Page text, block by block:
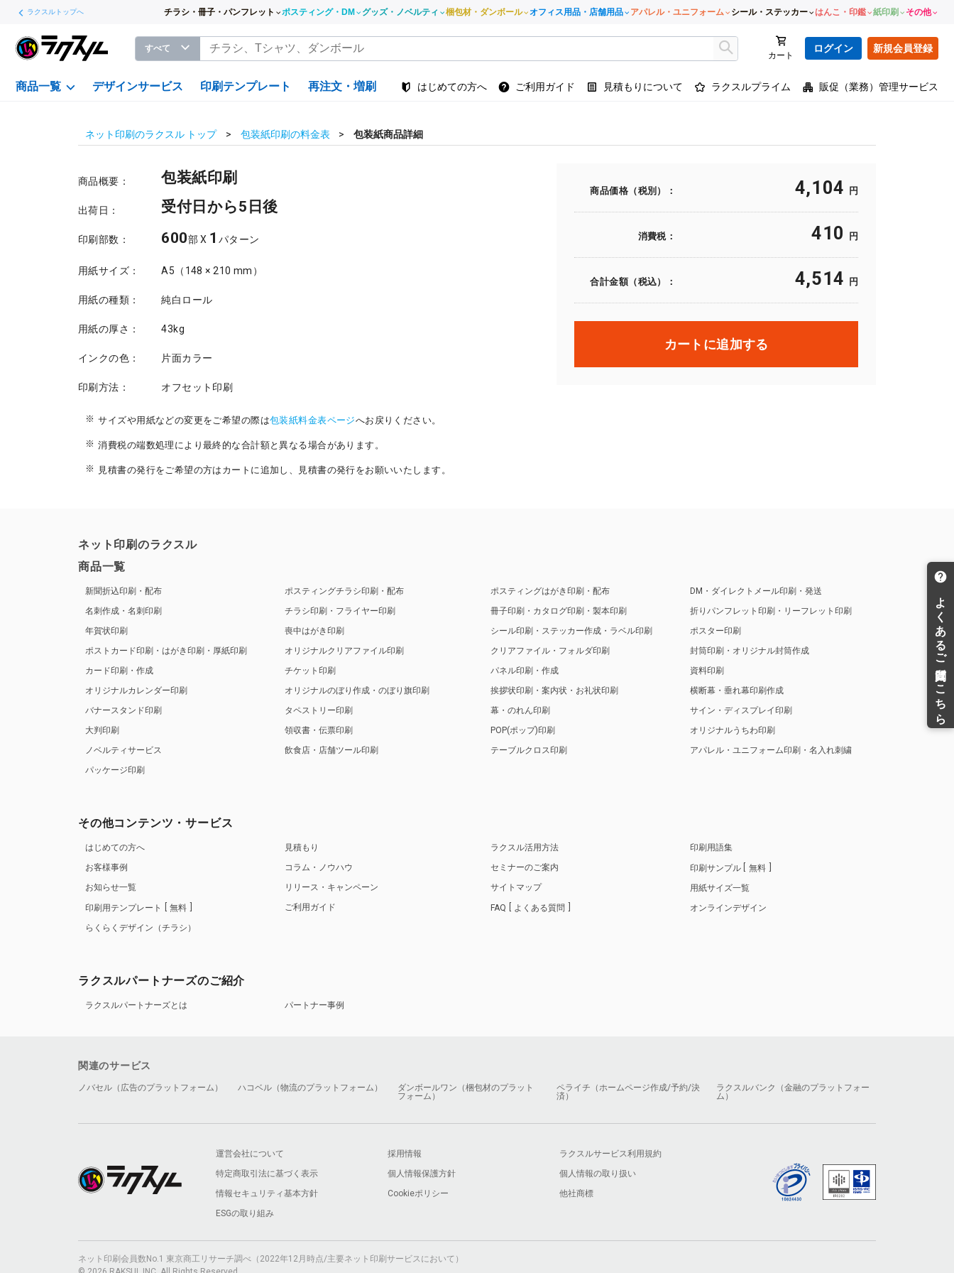
ラクスルトップへ チラシ・冊子・パンフレット ポスティング・DM グッズ・ノベルティ 梱包材・ダンボール オフィス用品・店舗用品 アパレル・ユニフォーム シール・ステッカー はんこ・印鑑 紙印刷 その他
すべて
カート
ログイン 新規会員登録
商品一覧 デザインサービス 印刷テンプレート 再注文・増刷 はじめての方へ ご利用ガイド 見積もりについて ラクスルプライム 販促（業務）管理サービス
ネット印刷のラクスル トップ 包装紙印刷の料金表 包装紙商品詳細
商品概要： 包装紙印刷
出荷日： 受付日から5日後
印刷部数： 600部 X 1 パターン
用紙サイズ： A5（148 × 210 mm）
用紙の種類： 純白ロール
用紙の厚さ： 43kg
インクの色： 片面カラー
印刷方法： オフセット印刷
サイズや用紙などの変更をご希望の際は包装紙料金表ページへお戻りください。
消費税の端数処理により最終的な合計額と異なる場合があります。
見積書の発行をご希望の方はカートに追加し、見積書の発行をお願いいたします。
商品価格（税別）： 4,104 円
消費税： 410 円
合計金額（税込）： 4,514 円
カートに追加する
ネット印刷のラクスル
商品一覧
新聞折込印刷・配布
名刺作成・名刺印刷
年賀状印刷
ポストカード印刷・はがき印刷・厚紙印刷
カード印刷・作成
オリジナルカレンダー印刷
バナースタンド印刷
大判印刷
ノベルティサービス
パッケージ印刷
ポスティングチラシ印刷・配布
チラシ印刷・フライヤー印刷
喪中はがき印刷
オリジナルクリアファイル印刷
チケット印刷
オリジナルのぼり作成・のぼり旗印刷
タペストリー印刷
領収書・伝票印刷
飲食店・店舗ツール印刷
ポスティングはがき印刷・配布
冊子印刷・カタログ印刷・製本印刷
シール印刷・ステッカー作成・ラベル印刷
クリアファイル・フォルダ印刷
パネル印刷・作成
挨拶状印刷・案内状・お礼状印刷
幕・のれん印刷
POP(ポップ)印刷
テーブルクロス印刷
DM・ダイレクトメール印刷・発送
折りパンフレット印刷・リーフレット印刷
ポスター印刷
封筒印刷・オリジナル封筒作成
資料印刷
横断幕・垂れ幕印刷作成
サイン・ディスプレイ印刷
オリジナルうちわ印刷
アパレル・ユニフォーム印刷・名入れ刺繍
その他コンテンツ・サービス
はじめての方へ
お客様事例
お知らせ一覧
印刷用テンプレート
無料
らくらくデザイン（チラシ）
見積もり
コラム・ノウハウ
リリース・キャンペーン
ご利用ガイド
ラクスル活用方法
セミナーのご案内
サイトマップ
FAQ よくある質問
印刷用語集
印刷サンプル
無料
用紙サイズ一覧
オンラインデザイン
ラクスルパートナーズのご紹介
ラクスルパートナーズとは パートナー事例
関連のサービス
ノバセル（広告のプラットフォーム） ハコベル（物流のプラットフォーム）
ダンボールワン（梱包材のプラット
フォーム）
ペライチ（ホームページ作成/予約/決
済）
ラクスルバンク（金融のプラットフォー
ム）
運営会社について 採用情報
ラクスルサービス利用規約
特定商取引法に基づく表示
個人情報保護方針
個人情報の取り扱い
情報セキュリティ基本方針
Cookieポリシー
他社商標
ESGの取り組み
ネット印刷会員数No.1 東京商工リサーチ調べ（2022年12月時点/主要ネット印刷サービスにおいて）